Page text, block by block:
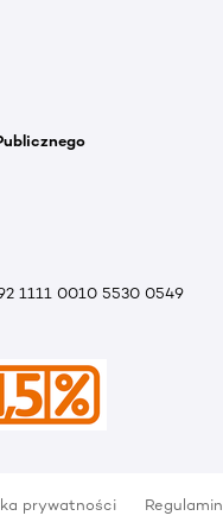
1111 0010 5530 0549
prywatności
Regulamin